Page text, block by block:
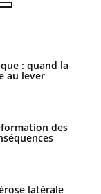
: quand la
au lever
des
latérale